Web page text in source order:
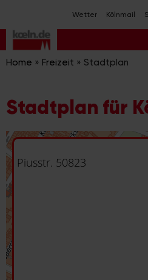
Inhalt
springen
Wetter Kölnmail
Home » Freizeit » Stadtplan
Stadtplan für